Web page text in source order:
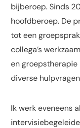
bijberoep. Sinds
hoofdberoep. De
tot een
collega’s
en
diverse
Ik werk eveneens